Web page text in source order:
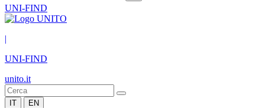
UNI-FIND
|
UNI-FIND
unito.it
IT EN